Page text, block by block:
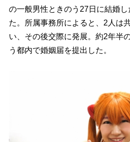
の一般男性ときのう27日に結婚
た。所属事務所によると、2人は
い、その後交際に発展。約2年半
う都内で婚姻届を提出した。